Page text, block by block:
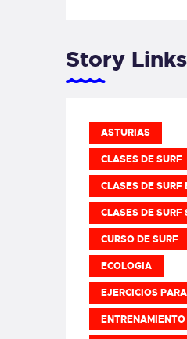
Story Links
ASTURIAS
CLASES DE SURF
CLASES DE SURF
CLASES DE SURF
CURSO DE SURF
ECOLOGIA
EJERCICIOS